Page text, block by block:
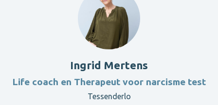
Ingrid Mertens
Life coach en Therapeut voor narcisme test
Tessenderlo